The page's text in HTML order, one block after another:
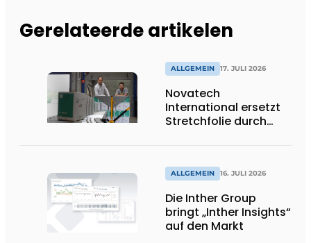
Gerelateerde artikelen
ALLGEMEIN 17. JULI 2026
Novatech
International ersetzt
Stretchfolie durch
ALLGEMEIN 16. JULI 2026
Die Inther Group
bringt „Inther Insights“
auf den Markt